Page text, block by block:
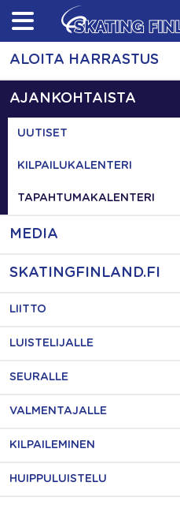
Skip
content
ALOITA HARRASTUS
AJANKOHTAISTA
UUTISET
KILPAILUKALENTERI
TAPAHTUMAKALENTERI
MEDIA
SKATINGFINLAND.FI
LIITTO
LUISTELIJALLE
SEURALLE
VALMENTAJALLE
KILPAILEMINEN
HUIPPULUISTELU